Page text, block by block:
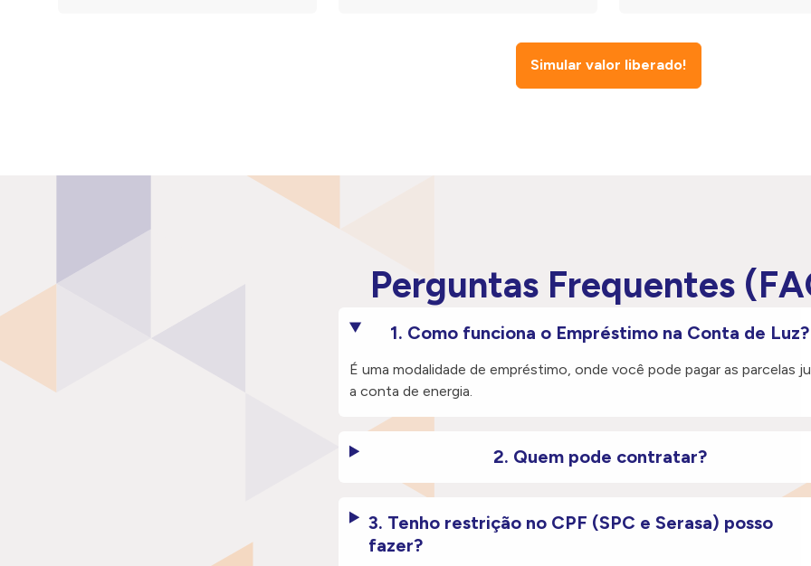
Simular valor liberado!
Perguntas Frequentes
1. Como funciona o Empréstimo na Conta de Luz?
É uma modalidade de empréstimo, onde você pode pagar as parcelas
a conta de energia.
2. Quem pode contratar?
3. Tenho restrição no CPF (SPC e Serasa) posso
fazer?